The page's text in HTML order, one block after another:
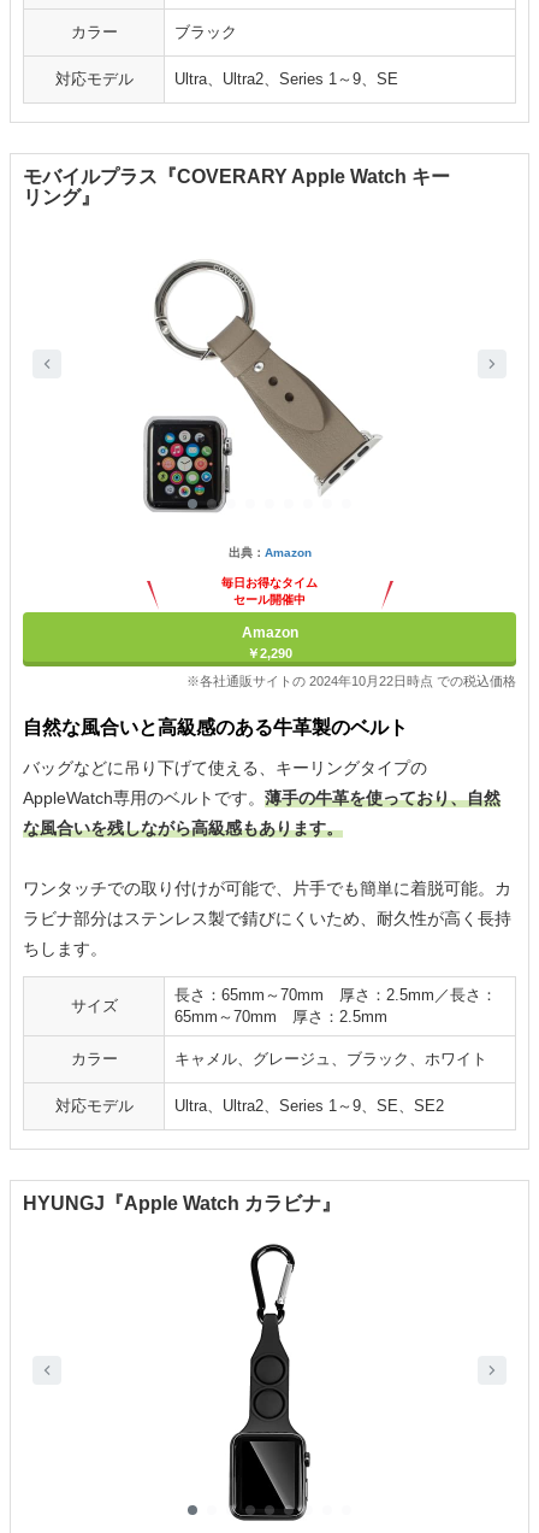
カラー ブラック
対応モデル Ultra、Ultra2、Series 1～9、SE
モバイルプラス『COVERARY Apple Watch キー
リング』
出典： Amazon
毎日お得なタイム
セール開催中
Amazon
￥2,290
※各社通販サイトの 2024年10月22日時点 での税込価格
自然な風合いと高級感のある牛革製のベルト
バッグなどに吊り下げて使える、キーリングタイプの
AppleWatch専用のベルトです。 薄手の牛革を使っており、自然
な風合いを残しながら高級感もあります。
ワンタッチでの取り付けが可能で、片手でも簡単に着脱可能。カ
ラビナ部分はステンレス製で錆びにくいため、耐久性が高く長持
ちします。
サイズ
長さ：65mm～70mm 厚さ：2.5mm／長さ：
65mm～70mm 厚さ：2.5mm
カラー キャメル、グレージュ、ブラック、ホワイト
対応モデル Ultra、Ultra2、Series 1～9、SE、SE2
HYUNGJ『Apple Watch カラビナ』